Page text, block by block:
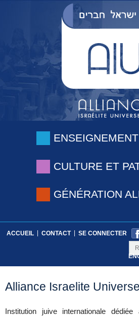
ENSEIGNEMENT
CULTURE ET
GÉNÉRATION
ACCUEIL | CONTACT | SE CONNECTER
Alliance Israelite
Institution juive internationale dédiée